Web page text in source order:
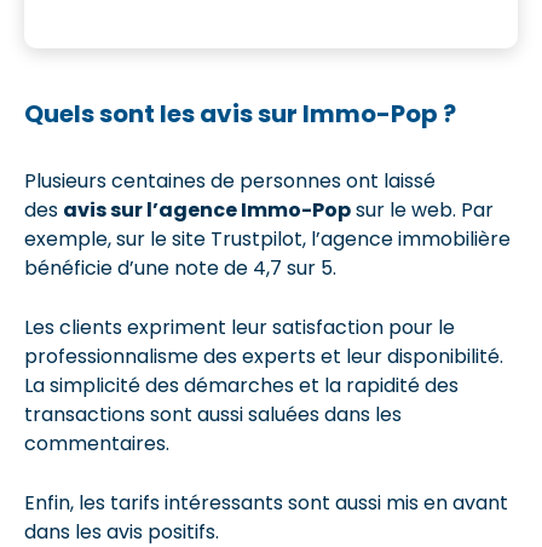
Quels sont les avis sur Immo-Pop ?
Plusieurs centaines de personnes ont laissé
des avis sur l’agence Immo-Popsur le web. Par
exemple, sur le site Trustpilot, l’agence immobilière
bénéficie d’une note de 4,7 sur 5.
Les clients expriment leur satisfaction pour le
professionnalisme des experts et leur disponibilité.
La simplicité des démarches et la rapidité des
transactions sont aussi saluées dans les
commentaires.
Enfin, les tarifs intéressants sont aussi mis en avant
dans les avis positifs.